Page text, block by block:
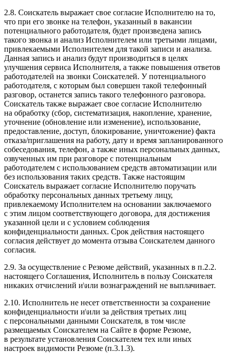
2.8. Соискатель выражает свое согласие Исполнителю на то,
что при его звонке на телефон, указанный в вакансии
потенциального работодателя, будет произведена запись
такого звонка и анализ Исполнителем или третьими лицами,
привлекаемыми Исполнителем для такой записи и анализа.
Данная запись и анализ будут производиться в целях
улучшения сервиса Исполнителя, а также повышения ответов
работодателей на звонки Соискателей. У потенциального
работодателя, с которым был совершен такой телефонный
разговор, останется запись такого телефонного разговора.
Соискатель также выражает свое согласие Исполнителю
на обработку (сбор, систематизация, накопление, хранение,
уточнение (обновление или изменение), использование,
предоставление, доступ, блокирование, уничтожение) факта
отказа/приглашения на работу, дату и время запланированного
собеседования, телефон, а также иных персональных данных,
озвученных им при разговоре с потенциальным
работодателем с использованием средств автоматизации или
без использования таких средств. Также настоящим
Соискатель выражает согласие Исполнителю поручать
обработку персональных данных третьему лицу,
привлекаемому Исполнителем на основании заключаемого
с этим лицом соответствующего договора, для достижения
указанной цели и с условием соблюдения
конфиденциальности данных. Срок действия настоящего
согласия действует до момента отзыва Соискателем данного
согласия.
2.9. За осуществление с Резюме действий, указанных в п.2.2.
настоящего Соглашения, Исполнитель в пользу Соискателя
никаких отчислений и\или вознаграждений не выплачивает.
2.10. Исполнитель не несет ответственности за сохранение
конфиденциальности и\или за действия третьих лиц
с персональными данными Соискателя, в том числе
размещаемых Соискателем на Сайте в форме Резюме,
в результате установления Соискателем тех или иных
настроек видимости Резюме (п.3.1.3).